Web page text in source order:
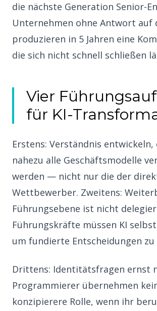
die nächste Generation Senior-
Unternehmen ohne Antwort auf
produzieren in 5 Jahren eine
die sich nicht schnell schließen
Vier
für KI-
Erstens: Verständnis entwickeln,
nahezu alle Geschäftsmodelle
werden — nicht nur die der
Wettbewerber. Zweitens:
Führungsebene ist nicht
Führungskräfte müssen KI
um fundierte Entscheidungen
Drittens: Identitätsfragen ernst
Programmierer übernehmen
konzipierere Rolle, wenn ihr